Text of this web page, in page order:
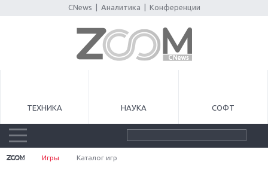
CNews Аналитика Конференции
ТЕХНИКА НАУКА СОФТ
Игры Каталог игр